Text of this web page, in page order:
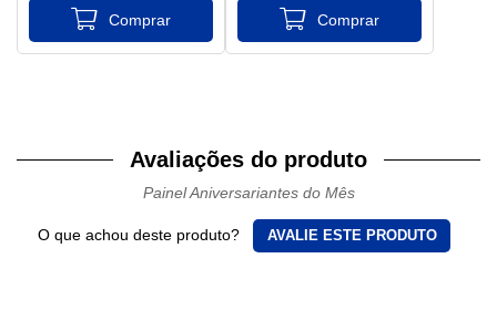
Avaliações do produto
Painel Aniversariantes do Mês
O que achou deste produto? AVALIE ESTE PRODUTO